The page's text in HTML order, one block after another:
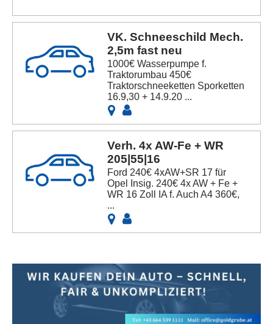
VK. Schneeschild Mech.
2,5m fast neu
1000€ Wasserpumpe f.
Traktorumbau 450€
Traktorschneeketten Sporketten
16.9,30 + 14.9.20 ...
Verh. 4x AW-Fe + WR
205|55|16
Ford 240€ 4xAW+SR 17 für
Opel Insig. 240€ 4x AW + Fe +
WR 16 Zoll IA f. Auch A4 360€,
...